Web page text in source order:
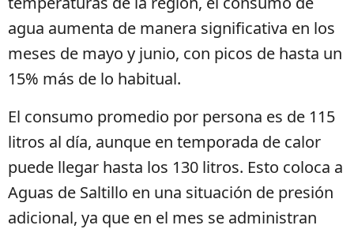
agua aumenta de manera significativa en los
meses de mayo y junio, con picos de hasta un
15% más de lo habitual.
El consumo promedio por persona es de 115
litros al día, aunque en temporada de calor
puede llegar hasta los 130 litros. Esto coloca a
Aguas de Saltillo en una situación de presión
adicional, ya que en el mes se administran